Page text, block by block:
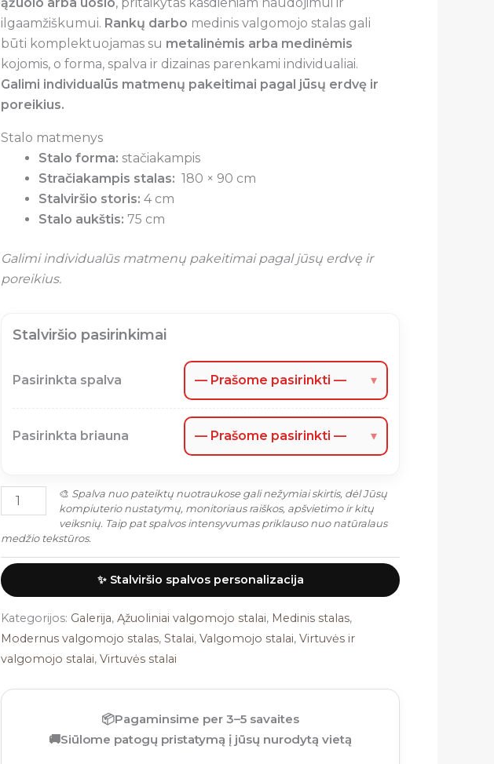
ilgaamžiškumui. Rankų darbo medinis valgomojo stalas gali
būti komplektuojamas su metalinėmis arba medinėmis
kojomis, o forma, spalva ir dizainas parenkami individualiai.
Galimi individualūs matmenų pakeitimai pagal jūsų erdvę ir
poreikius.
Stalo matmenys
Stalo forma: stačiakampis
Stračiakampis stalas: 180 × 90 cm
Stalviršio storis: 4 cm
Stalo aukštis: 75 cm
Galimi individualūs matmenų pakeitimai pagal jūsų erdvę ir
poreikius.
Stalviršio pasirinkimai
Pasirinkta spalva — Prašome pasirinkti — ▾
Pasirinkta briauna — Prašome pasirinkti — ▾
🎨 Spalva nuo pateiktų nuotraukose gali nežymiai skirtis, dėl Jūsų
kompiuterio nustatymų, monitoriaus raiškos, apšvietimo ir kitų
veiksnių. Taip pat spalvos intensyvumas priklauso nuo natūralaus
medžio tekstūros.
✨ Stalviršio spalvos personalizacija
Kategorijos: Galerija,Ąžuoliniai valgomojo stalai, Medinis stalas,
Modernus valgomojo stalas,Stalai,Valgomojo stalai,Virtuvės ir
valgomojo stalai,Virtuvės stalai
📦Pagaminsime per 3–5 savaites
🚚Siūlome patogų pristatymą į jūsų nurodytą vietą